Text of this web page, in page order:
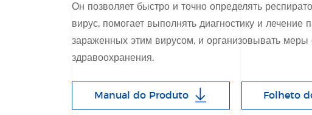
Он позволяет быстро и точно определять
вирус, помогает выполнять диагностику и лечение
зараженных этим вирусом, и организовывать меры
здравоохранения.
Manual do Produto Folheto